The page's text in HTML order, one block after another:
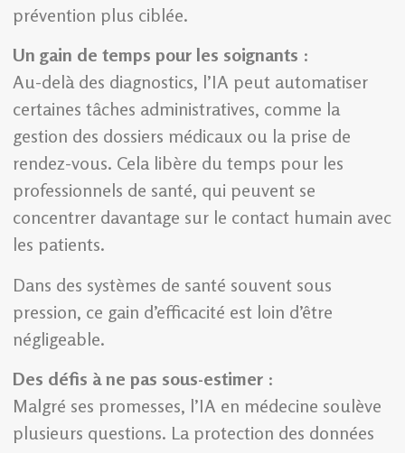
prévention plus ciblée.
Un gain de temps pour les soignants :
Au-delà des diagnostics, l’IA peut automatiser
certaines tâches administratives, comme la
gestion des dossiers médicaux ou la prise de
rendez-vous. Cela libère du temps pour les
professionnels de santé, qui peuvent se
concentrer davantage sur le contact humain avec
les patients.
Dans des systèmes de santé souvent sous
pression, ce gain d’efficacité est loin d’être
négligeable.
Des défis à ne pas sous-estimer :
Malgré ses promesses, l’IA en médecine soulève
plusieurs questions. La protection des données